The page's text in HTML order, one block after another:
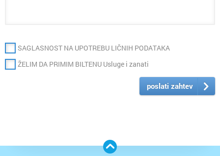
SAGLASNOST NA UPOTREBU LIČNIH PODATAKA
ŽELIM DA PRIMIM BILTENU Usluge i zanati
poslati zahtev